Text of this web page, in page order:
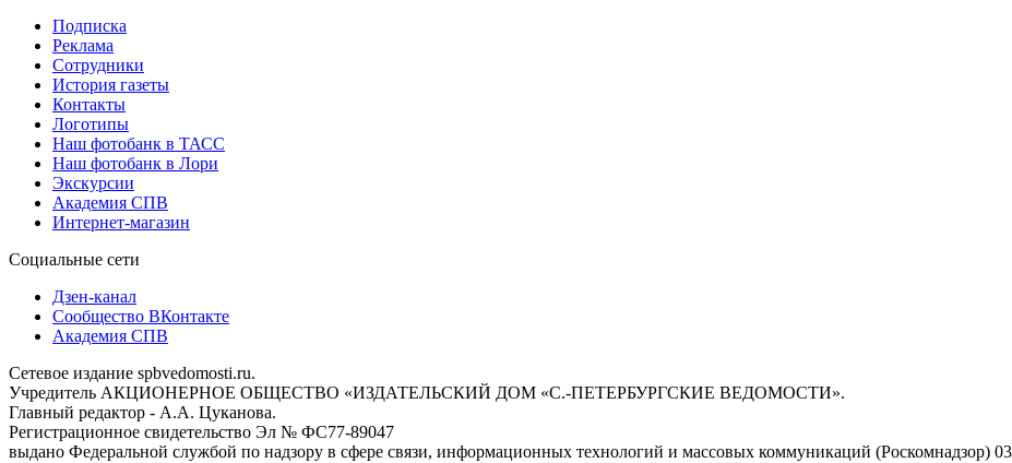
Подписка
Реклама
Сотрудники
История газеты
Контакты
Логотипы
Наш фотобанк в ТАСС
Наш фотобанк в Лори
Экскурсии
Академия СПВ
Интернет-магазин
Социальные сети
Дзен-канал
Сообщество ВКонтакте
Академия СПВ
Сетевое издание spbvedomosti.ru.
Учредитель АКЦИОНЕРНОЕ ОБЩЕСТВО «ИЗДАТЕЛЬСКИЙ ДОМ «С.-ПЕТЕРБУРГСКИЕ ВЕДОМОСТИ».
Главный редактор - А.А. Цуканова.
Регистрационное свидетельство Эл № ФС77-89047
выдано Федеральной службой по надзору в сфере связи, информационных технологий и массовых коммуникаций (Роскомнадзор) 03